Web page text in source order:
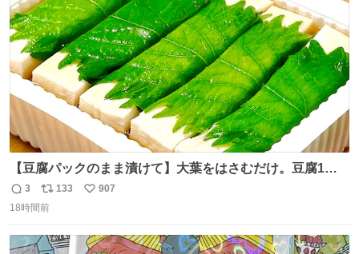
数
【豆腐パックのまま漬けて】大葉をはさむだけ。豆腐1
丁、秒でなくなる 豆腐に大葉をはさんで、めんつゆに漬け
るだけ。冷蔵庫で置くだけで味がしみ込み、さっぱりなの
い日にもぴったりの大葉と豆腐の漬けレシピです。 詳しく
返
信
3
リ
ポ
ト
133
い
数
907
18時間前